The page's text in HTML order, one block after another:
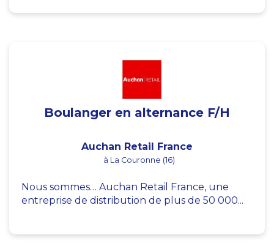
Boulanger en alternance F/H
Auchan Retail France
à La Couronne (16)
Nous sommes… Auchan Retail France, une
entreprise de distribution de plus de 50 000...